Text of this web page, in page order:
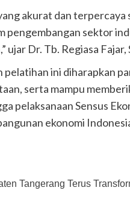
akurat dan
pengembangan sektor
ujar Dr. Tb. Regiasa Fajar,
pelatihan ini diharapkan
serta mampu
pelaksanaan Sensus
ekonomi
Tangerang Terus